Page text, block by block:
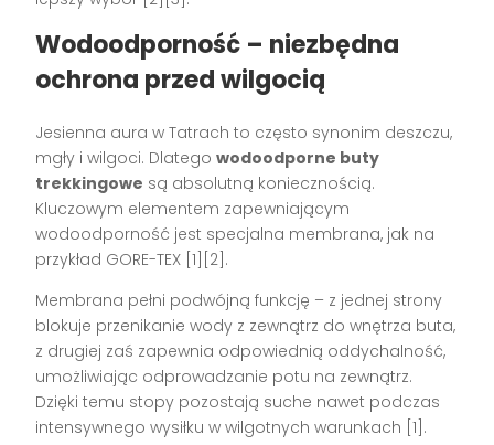
Wodoodporność – niezbędna
ochrona przed wilgocią
Jesienna aura w Tatrach to często synonim deszczu,
mgły i wilgoci. Dlategowodoodporne buty
trekkingowe są absolutną koniecznością.
Kluczowym elementem zapewniającym
wodoodporność jest specjalna membrana, jak na
przykład GORE-TEX [1][2].
Membrana pełni podwójną funkcję – z jednej strony
blokuje przenikanie wody z zewnątrz do wnętrza buta,
z drugiej zaś zapewnia odpowiednią oddychalność,
umożliwiając odprowadzanie potu na zewnątrz.
Dzięki temu stopy pozostają suche nawet podczas
intensywnego wysiłku w wilgotnych warunkach [1].